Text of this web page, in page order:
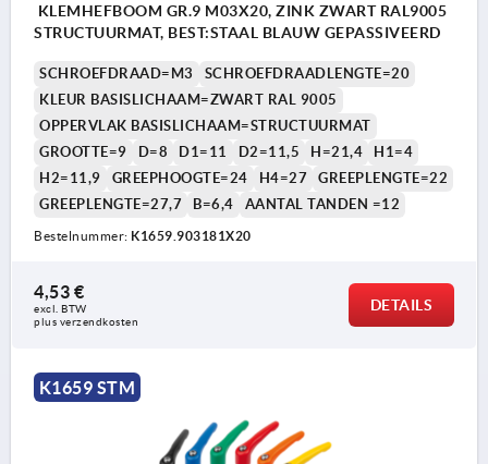
KLEMHEFBOOM GR.9 M03X20, ZINK ZWART RAL9005
STRUCTUURMAT, BEST:STAAL BLAUW GEPASSIVEERD
SCHROEFDRAAD=M3
SCHROEFDRAADLENGTE=20
KLEUR BASISLICHAAM=ZWART RAL 9005
OPPERVLAK BASISLICHAAM=STRUCTUURMAT
GROOTTE=9
D=8 D1=11 D2=11,5 H=21,4
H1=4
H2=11,9
GREEPHOOGTE=24 H4=27
GREEPLENGTE=22
GREEPLENGTE=27,7
B=6,4 AANTAL TANDEN =12
Bestelnummer: K1659.903181X20
4,53 €
excl. BTW
plus verzendkosten
DETAILS
K1659 STM